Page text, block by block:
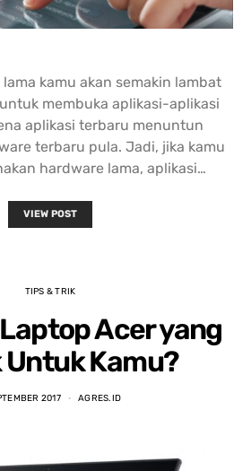
kamu akan semakin lambat
membuka aplikasi-aplikasi
aplikasi terbaru menuntun
terbaru pula. Jadi, jika kamu
hardware lama, aplikasi…
VIEW POST
TIPS & TRIK
Acer yang
Untuk Kamu?
2017 AGRES.ID